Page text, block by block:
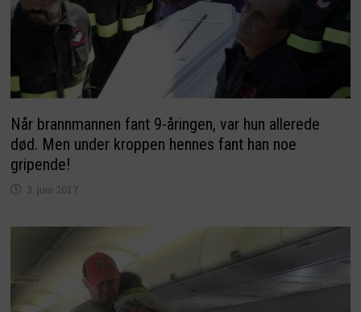
Når brannmannen fant 9-åringen, var hun allerede
død. Men under kroppen hennes fant han noe
gripende!
3. juni 2017